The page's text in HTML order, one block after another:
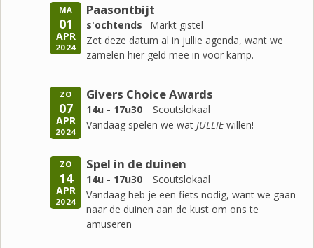
MA
01
APR
2024
Paasontbijt
s'ochtends
Markt gistel
Zet deze datum al in jullie agenda, want we
zamelen hier geld mee in voor kamp.
ZO
07
APR
2024
Givers Choice Awards
14u - 17u30
Scoutslokaal
Vandaag spelen we wat JULLIEwillen!
ZO
14
APR
2024
Spel in de duinen
14u - 17u30
Scoutslokaal
Vandaag heb je een fiets nodig, want we gaan
naar de duinen aan de kust om ons te
amuseren